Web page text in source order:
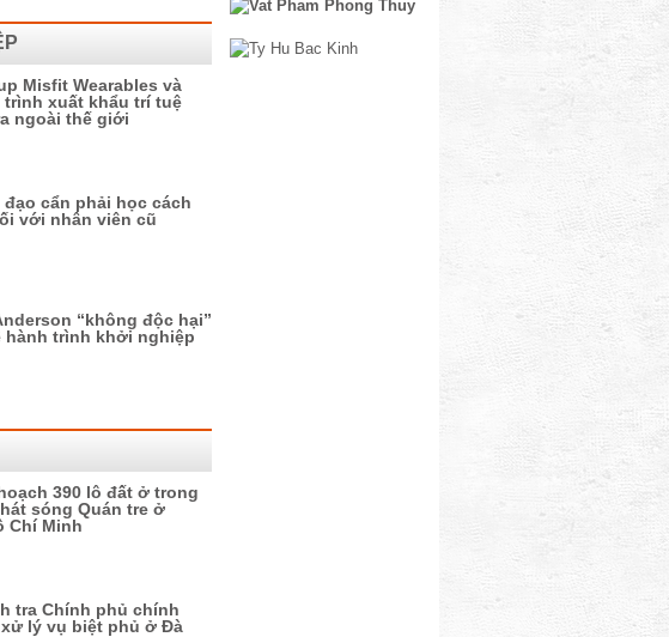
Misfit Wearables và
trình xuất khẩu trí tuệ
ngoài thế giới
đạo cẩn phải học cách
với nhân viên cũ
“không độc hại”
hành trình khởi nghiệp
390 lô đất ở trong
sóng Quán tre ở
Chí Minh
tra Chính phủ chính
lý vụ biệt phủ ở Đà